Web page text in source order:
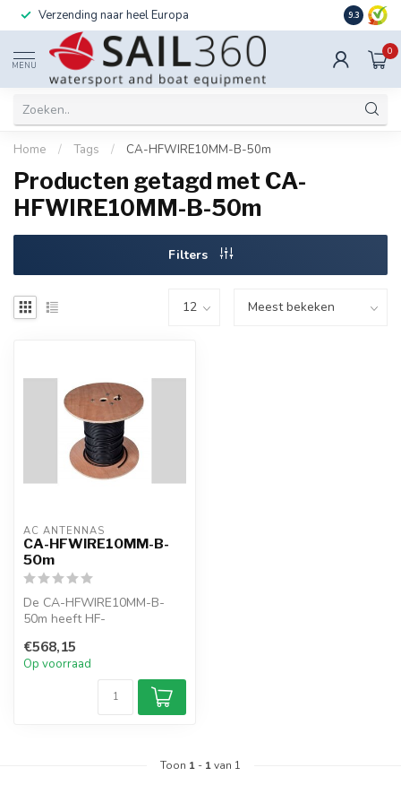
Verzending naar heel Europa Ook
9.3
MENU
0
Home / Tags / CA-HFWIRE10MM-B-50m
Producten getagd met CA-
HFWIRE10MM-B-50m
Filters
AC ANTENNAS
CA-HFWIRE10MM-B-
50m
De CA-HFWIRE10MM-B-
50m heeft HF-
vertind, zwart
€568,15
Op voorraad
Toon 1 - 1van 1